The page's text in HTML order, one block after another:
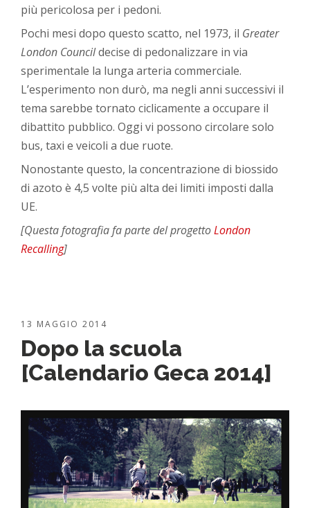
più pericolosa per i pedoni.
Pochi mesi dopo questo scatto, nel 1973, il Greater
London Councildecise di pedonalizzare in via
sperimentale la lunga arteria commerciale.
L’esperimento non durò, ma negli anni successivi il
tema sarebbe tornato ciclicamente a occupare il
dibattito pubblico. Oggi vi possono circolare solo
bus, taxi e veicoli a due ruote.
Nonostante questo, la concentrazione di biossido
di azoto è 4,5 volte più alta dei limiti imposti dalla
UE.
[Questa fotografia fa parte del progettoLondon
Recalling]
13 MAGGIO 2014
Dopo la scuola
[Calendario Geca 2014]